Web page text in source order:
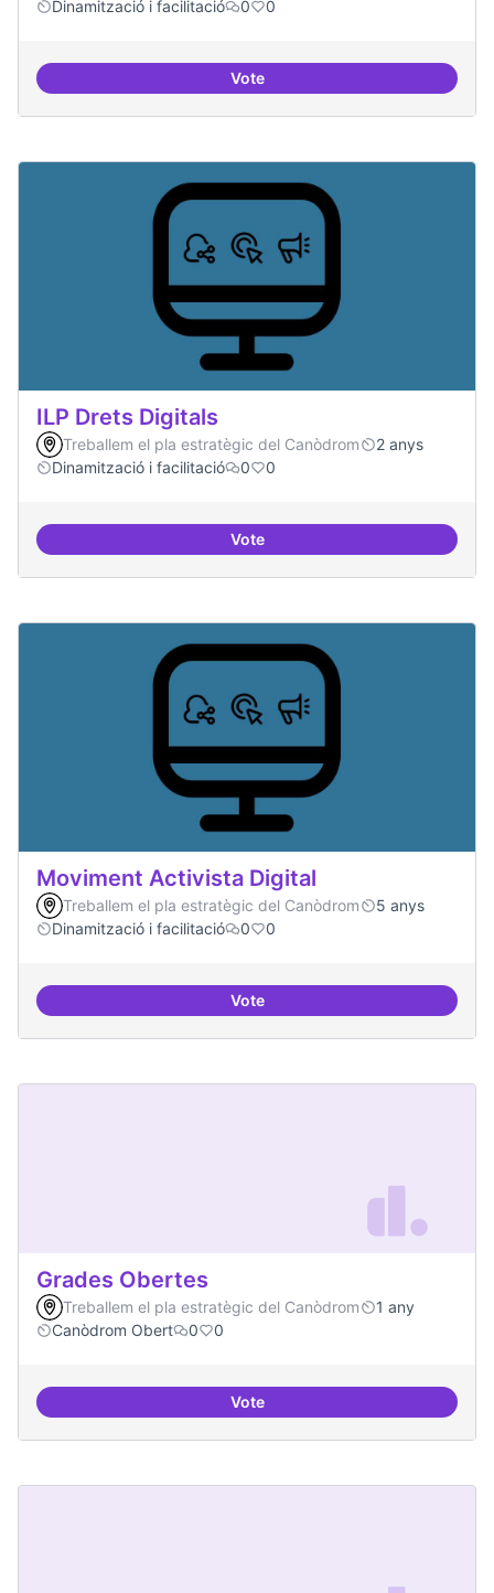
Dinamització i facilitació 0 0
VoteHabitar la plaça
ILP Drets Digitals
Treballem el pla estratègic del Canòdrom
2 anys
Dinamització i facilitació
0 0
VoteILP Drets Digitals
Moviment Activista Digital
Treballem el pla estratègic del Canòdrom
5 anys
Dinamització i facilitació
0 0
VoteMoviment Activista Digital
Grades Obertes
Treballem el pla estratègic del Canòdrom
1 any
Canòdrom Obert
0 0
VoteGrades Obertes